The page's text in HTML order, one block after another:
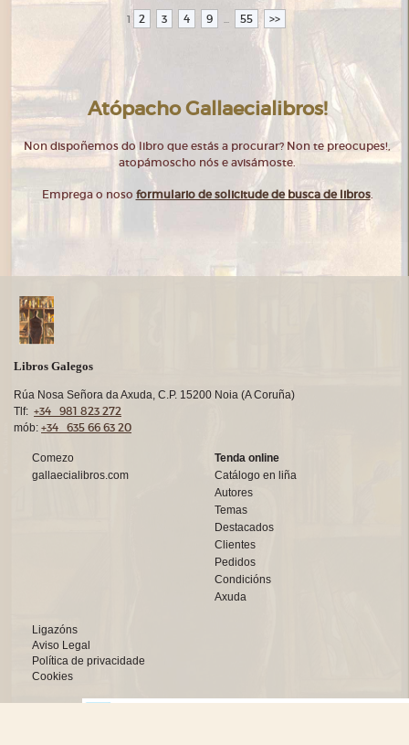
1 2 3 4 9 ... 55 >>
Atópacho Gallaecialibros!
Non dispoñemos do libro que estás a procurar? Non te preocupes!,
atopámoscho nós e avisámoste.
Emprega o noso formulario de solicitude de busca de libros.
Libros Galegos
Rúa Nosa Señora da Axuda, C.P. 15200 Noia (A Coruña)
Tlf: +34 981 823 272
mób: +34 635 66 63 20
Comezo
gallaecialibros.com
Tenda online
Catálogo en liña
Autores
Temas
Destacados
Clientes
Pedidos
Condicións
Axuda
Ligazóns
Aviso Legal
Política de privacidade
Cookies